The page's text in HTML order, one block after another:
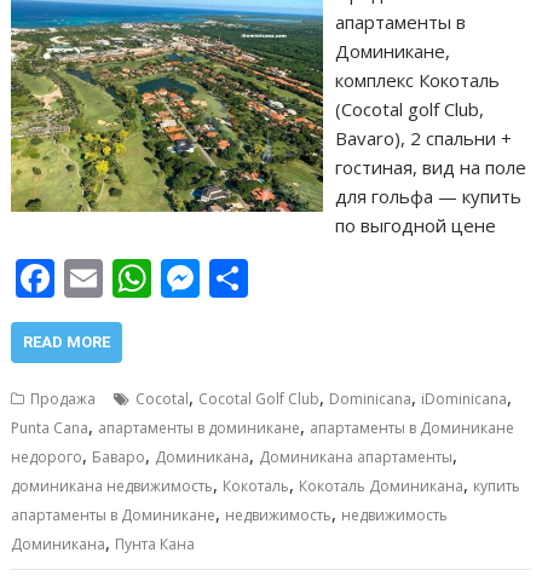
апартаменты в
Доминикане,
комплекс Кокоталь
(Сocotal golf Club,
Bavaro), 2 спальни +
гостиная, вид на поле
для гольфа — купить
по выгодной цене
F
ac
e
b
o
o
k
E
m
ai
W
s
A
p
p
M
e
n
g
er
р
а
в
и
READ MORE
Продажа Cocotal, Cocotal Golf Club, Dominicana, iDominicana,
Punta Cana, апартаменты в доминикане, апартаменты в Доминикане
недорого, Баваро, Доминикана, Доминикана апартаменты,
доминикана недвижимость, Кокоталь, Кокоталь Доминикана, купить
апартаменты в Доминикане, недвижимость, недвижимость
Доминикана, Пунта Кана